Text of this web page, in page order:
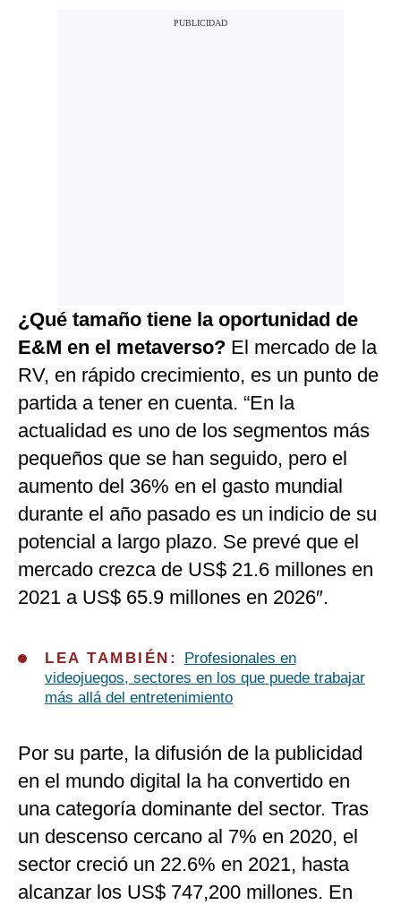
¿Qué tamaño tiene la oportunidad de
E&M en el metaverso? El mercado de la
RV, en rápido crecimiento, es un punto de
partida a tener en cuenta. “En la
actualidad es uno de los segmentos más
pequeños que se han seguido, pero el
aumento del 36% en el gasto mundial
durante el año pasado es un indicio de su
potencial a largo plazo. Se prevé que el
mercado crezca de US$ 21.6 millones en
2021 a US$ 65.9 millones en 2026″.
LEA TAMBIÉN:
Profesionales en
videojuegos, sectores en los que puede trabajar
más allá del entretenimiento
Por su parte, la difusión de la publicidad
en el mundo digital la ha convertido en
una categoría dominante del sector. Tras
un descenso cercano al 7% en 2020, el
sector creció un 22.6% en 2021, hasta
alcanzar los US$ 747,200 millones. En